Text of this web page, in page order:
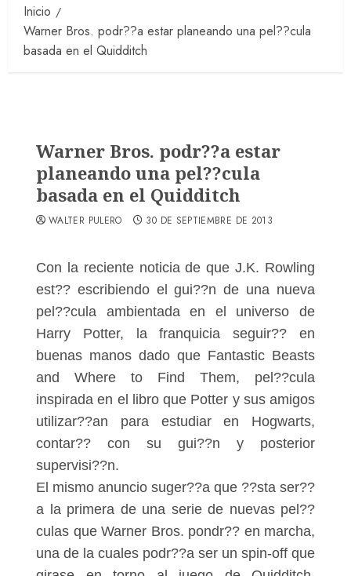
Inicio
Warner Bros. podr??a estar planeando una pel??cula
basada en el Quidditch
Warner Bros. podr??a estar
planeando una pel??cula
basada en el Quidditch
WALTER PULERO 30 DE SEPTIEMBRE DE 2013
Con la reciente noticia de que J.K. Rowling
est?? escribiendo el gui??n de una nueva
pel??cula ambientada en el universo de
Harry Potter, la franquicia seguir?? en
buenas manos dado que Fantastic Beasts
and Where to Find Them, pel??cula
inspirada en el libro que Potter y sus amigos
utilizar??an para estudiar en Hogwarts,
contar?? con su gui??n y posterior
supervisi??n.
El mismo anuncio suger??a que ??sta ser??
a la primera de una serie de nuevas pel??
culas que Warner Bros. pondr?? en marcha,
una de la cuales podr??a ser un spin-off que